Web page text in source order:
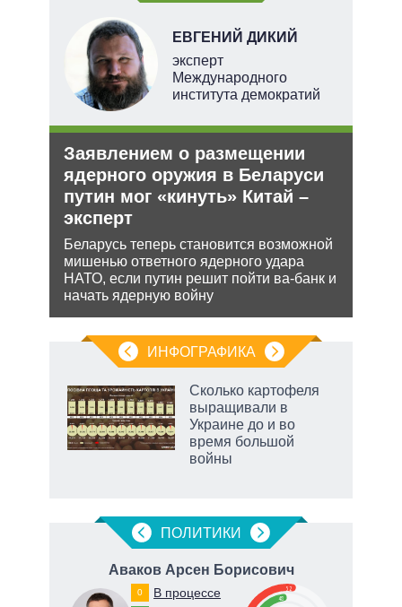
ЕВГЕНИЙ ДИКИЙ
эксперт
Международного
института демократий
Заявлением о размещении
ядерного оружия в Беларуси
путин мог «кинуть» Китай –
эксперт
Беларусь теперь становится возможной
мишенью ответного ядерного удара
НАТО, если путин решит пойти ва-банк и
начать ядерную войну
ИНФОГРАФИКА
Сколько картофеля
выращивали в
Украине до и во
время большой
войны
ПОЛИТИКИ
Аваков Арсен Борисович
0 В процессе
52
48